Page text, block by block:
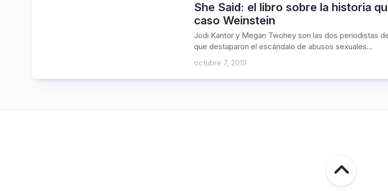
She Said: el libro sobre la historia
caso Weinstein
Jodi Kantor y Megan Twohey son las dos periodistas
que destaparon el escándalo de abusos sexuales...
octubre 7, 2019